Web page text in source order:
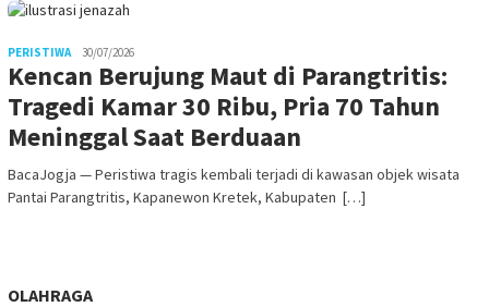
PERISTIWA 30/07/2026
Kencan Berujung Maut di Parangtritis:
Tragedi Kamar 30 Ribu, Pria 70 Tahun
Meninggal Saat Berduaan
BacaJogja — Peristiwa tragis kembali terjadi di kawasan objek wisata
Pantai Parangtritis, Kapanewon Kretek, Kabupaten […]
OLAHRAGA